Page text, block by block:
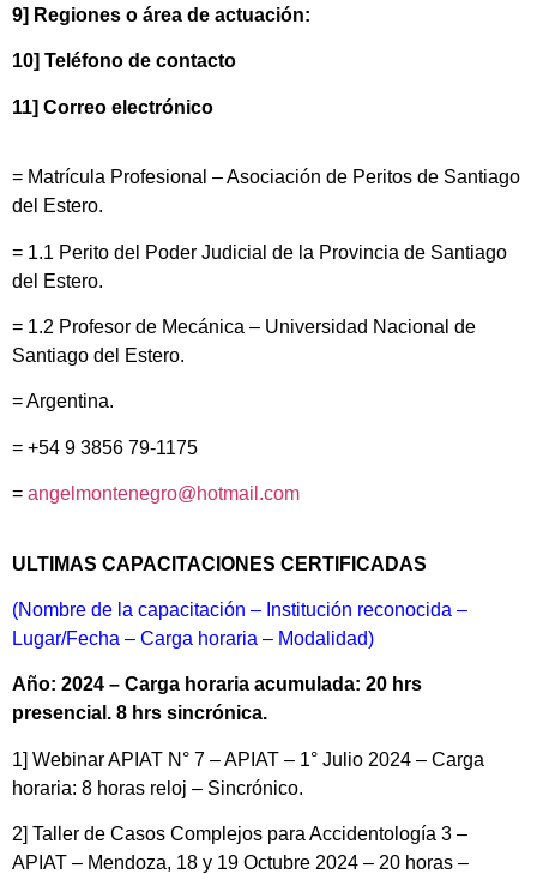
9] Regiones o área de actuación:
10] Teléfono de contacto
11] Correo electrónico
= Matrícula Profesional – Asociación de Peritos de Santiago
del Estero.
= 1.1 Perito del Poder Judicial de la Provincia de Santiago
del Estero.
= 1.2 Profesor de Mecánica – Universidad Nacional de
Santiago del Estero.
= Argentina.
= +54 9 3856 79-1175
= angelmontenegro@hotmail.com
ULTIMAS CAPACITACIONES CERTIFICADAS
(Nombre de la capacitación – Institución reconocida –
Lugar/Fecha – Carga horaria – Modalidad)
Año: 2024 – Carga horaria acumulada: 20 hrs
presencial. 8 hrs sincrónica.
1] Webinar APIAT N° 7 – APIAT – 1° Julio 2024 – Carga
horaria: 8 horas reloj – Sincrónico.
2] Taller de Casos Complejos para Accidentología 3 –
APIAT – Mendoza, 18 y 19 Octubre 2024 – 20 horas –